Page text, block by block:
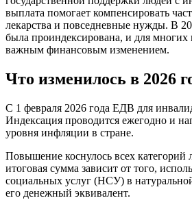
выплата помогает компенсировать
лекарства и повседневные нужды. В
была проиндексирована, и для многих
важным финансовым изменением.
Что изменилось в 2026
С 1 февраля 2026 года ЕДВ для
Индексация проводится ежегодно и
уровня инфляции в стране.
Повышение коснулось всех категорий
итоговая сумма зависит от того,
социальных услуг (НСУ) в
его денежный эквивалент.